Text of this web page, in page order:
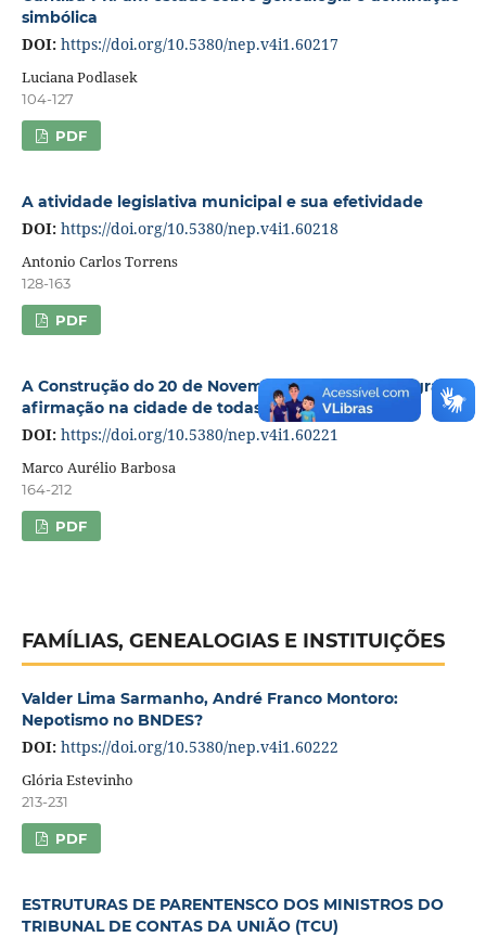
simbólica
DOI: https://doi.org/10.5380/nep.v4i1.60217
Luciana Podlasek
104-127
PDF
A atividade legislativa municipal e sua efetividade
DOI: https://doi.org/10.5380/nep.v4i1.60218
Antonio Carlos Torrens
128-163
PDF
A Construção do 20 de Novembro: identidade Negra e
afirmação na cidade de todas as gentes
DOI: https://doi.org/10.5380/nep.v4i1.60221
Marco Aurélio Barbosa
164-212
PDF
FAMÍLIAS, GENEALOGIAS E INSTITUIÇÕES
Valder Lima Sarmanho, André Franco Montoro:
Nepotismo no BNDES?
DOI: https://doi.org/10.5380/nep.v4i1.60222
Glória Estevinho
213-231
PDF
ESTRUTURAS DE PARENTENSCO DOS MINISTROS DO
TRIBUNAL DE CONTAS DA UNIÃO (TCU)